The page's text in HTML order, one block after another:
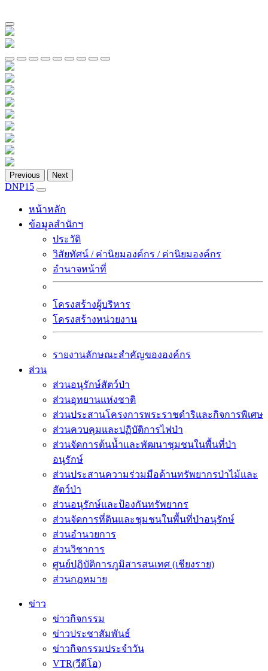
Previous Next
DNP15
หน้าหลัก
ข้อมูลสำนักฯ
ประวัติ
วิสัยทัศน์ / ค่านิยมองค์กร / ค่านิยมองค์กร
อำนาจหน้าที่
โครงสร้างผู้บริหาร
โครงสร้างหน่วยงาน
รายงานลักษณะสำคัญขององค์กร
ส่วน
ส่วนอนุรักษ์สัตว์ป่า
ส่วนอุทยานแห่งชาติ
ส่วนประสานโครงการพระราชดำริและกิจการพิเศษ
ส่วนควบคุมและปฏิบัติการไฟป่า
ส่วนจัดการต้นน้ำและพัฒนาชุมชนในพื้นที่ป่า
อนุรักษ์
ส่วนประสานความร่วมมือด้านทรัพยากรป่าไม้และ
สัตว์ป่า
ส่วนอนุรักษ์และป้องกันทรัพยากร
ส่วนจัดการที่ดินและชุมชนในพื้นที่ป่าอนุรักษ์
ส่วนอำนวยการ
ส่วนวิชาการ
ศูนย์ปฏิบัติการภูมิสารสนเทศ (เชียงราย)
ส่วนกฎหมาย
ข่าว
ข่าวกิจกรรม
ข่าวประชาสัมพันธ์
ข่าวกิจกรรมประจำวัน
VTR(วีดีโอ)